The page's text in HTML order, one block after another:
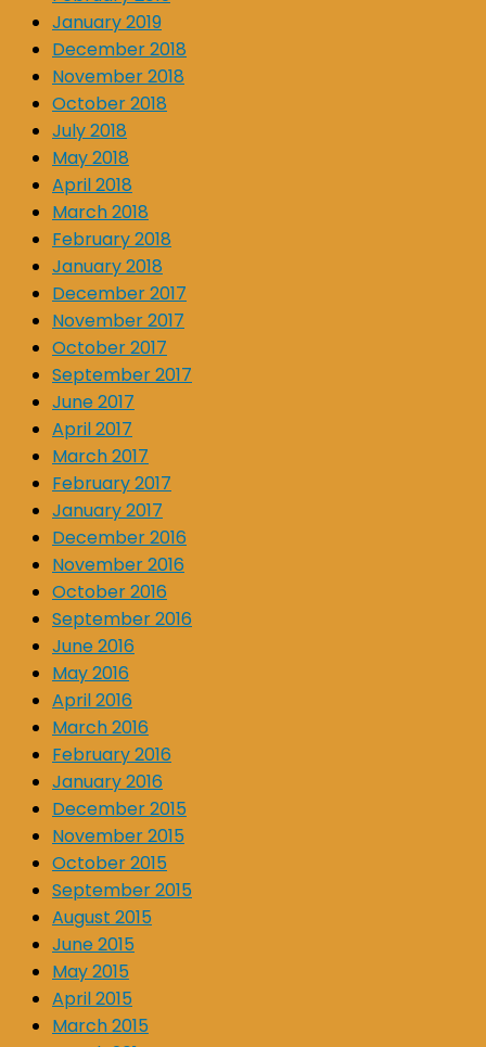
January 2019
December 2018
November 2018
October 2018
July 2018
May 2018
April 2018
March 2018
February 2018
January 2018
December 2017
November 2017
October 2017
September 2017
June 2017
April 2017
March 2017
February 2017
January 2017
December 2016
November 2016
October 2016
September 2016
June 2016
May 2016
April 2016
March 2016
February 2016
January 2016
December 2015
November 2015
October 2015
September 2015
August 2015
June 2015
May 2015
April 2015
March 2015